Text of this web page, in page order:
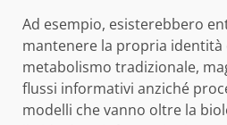
Ad esempio, esisterebbero
mantenere la propria identità
metabolismo tradizionale,
flussi informativi anziché
modelli che vanno oltre la